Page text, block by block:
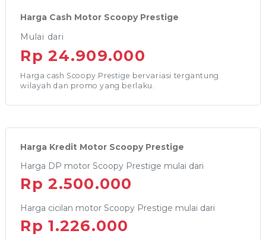
Harga Cash Motor Scoopy Prestige
Mulai dari
Rp 24.909.000
Harga cash Scoopy Prestige bervariasi tergantung
wilayah dan promo yang berlaku.
Harga Kredit Motor Scoopy Prestige
Harga DP motor Scoopy Prestige mulai dari
Rp 2.500.000
Harga cicilan motor Scoopy Prestige mulai dari
Rp 1.226.000